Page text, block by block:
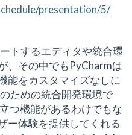
presentation/5/
トするエディタや統合環
、その中でもPyCharmは
能をカスタマイズなしに
ための統合開発環境で
つ機能があるわけでもな
ー体験を提供してくれる